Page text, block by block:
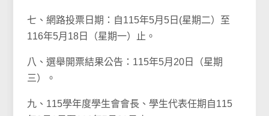
七、網路投票日期：自115年5月5日(星期二）至
116年5月18日（星期一）止。
八、選舉開票結果公告：115年5月20日（星期
三）。
九、115學年度學生會會長、學生代表任期自115